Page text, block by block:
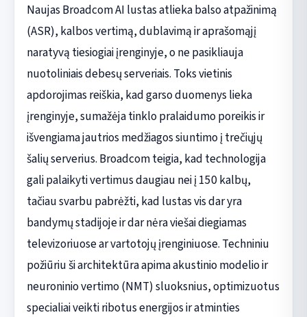
Naujas Broadcom AI lustas atlieka balso atpažinimą
(ASR), kalbos vertimą, dublavimą ir aprašomąjį
naratyvą tiesiogiai įrenginyje, o ne pasikliauja
nuotoliniais debesų serveriais. Toks vietinis
apdorojimas reiškia, kad garso duomenys lieka
įrenginyje, sumažėja tinklo pralaidumo poreikis ir
išvengiama jautrios medžiagos siuntimo į trečiųjų
šalių serverius. Broadcom teigia, kad technologija
gali palaikyti vertimus daugiau nei į 150 kalbų,
tačiau svarbu pabrėžti, kad lustas vis dar yra
bandymų stadijoje ir dar nėra viešai diegiamas
televizoriuose ar vartotojų įrenginiuose. Techniniu
požiūriu ši architektūra apima akustinio modelio ir
neuroninio vertimo (NMT) sluoksnius, optimizuotus
specialiai veikti ribotus energijos ir atminties